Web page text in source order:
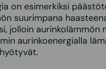
on esimerkiksi
suurimpana
jolloin
aurinkoenergialla